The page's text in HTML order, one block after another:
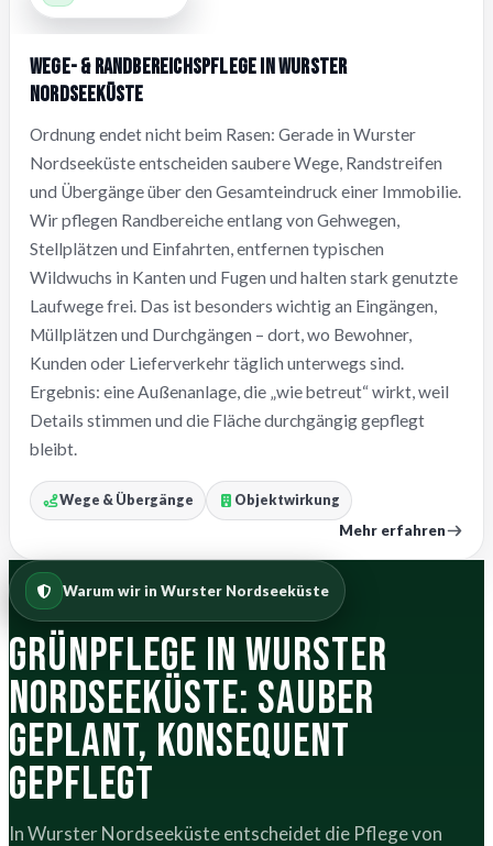
Wege- & Randbereichspflege in Wurster
Nordseeküste
Ordnung endet nicht beim Rasen: Gerade in Wurster
Nordseeküste entscheiden saubere Wege, Randstreifen
und Übergänge über den Gesamteindruck einer Immobilie.
Wir pflegen Randbereiche entlang von Gehwegen,
Stellplätzen und Einfahrten, entfernen typischen
Wildwuchs in Kanten und Fugen und halten stark genutzte
Laufwege frei. Das ist besonders wichtig an Eingängen,
Müllplätzen und Durchgängen – dort, wo Bewohner,
Kunden oder Lieferverkehr täglich unterwegs sind.
Ergebnis: eine Außenanlage, die „wie betreut“ wirkt, weil
Details stimmen und die Fläche durchgängig gepflegt
bleibt.
Wege & Übergänge Objektwirkung
Mehr erfahren
Warum wir in Wurster Nordseeküste
Grünpflege in Wurster
Nordseeküste: sauber
geplant, konsequent
gepflegt
In Wurster Nordseeküste entscheidet die Pflege von